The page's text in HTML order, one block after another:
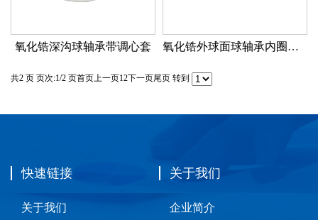
氧化锆深沟球轴承带调心套 氧化锆外球面球轴承内圈带不锈钢套
共2 页 页次:1/2 页首页上一页12下一页尾页 转到
快速链接
关于我们
关于我们
企业简介